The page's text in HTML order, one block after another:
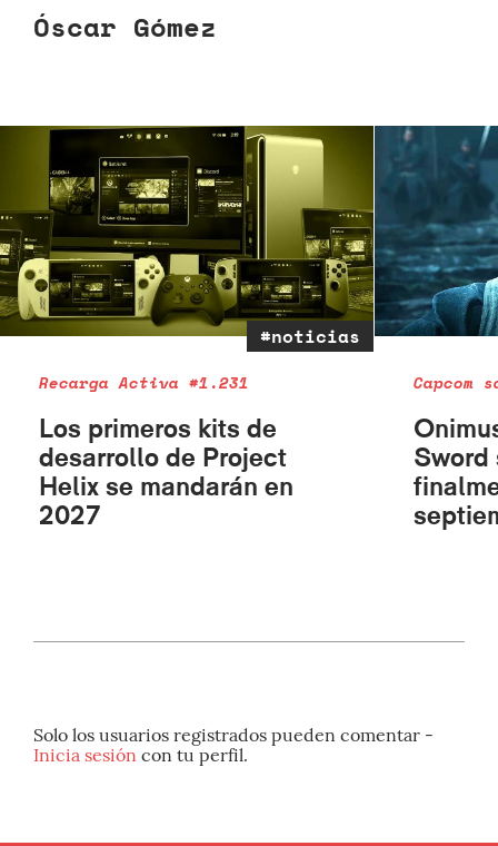
Óscar Gómez
#noticias
Recarga Activa #1.231
Los primeros kits de
desarrollo de Project
Helix se mandarán en
2027
Capcom
Sword
Solo los usuarios registrados pueden comentar -
Inicia sesión con tu perfil.